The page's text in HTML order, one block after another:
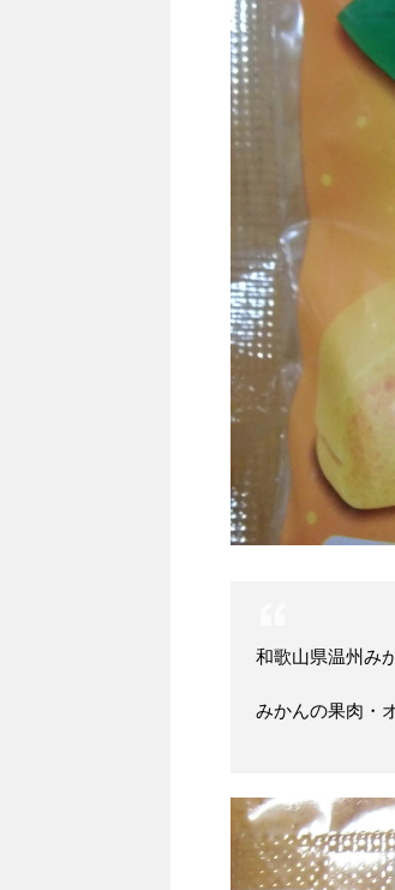
和歌山県温州み
みかんの果肉・